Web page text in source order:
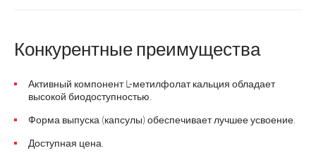
Конкурентные преимущества
Активный компонент L-метилфолат кальция обладает
высокой биодоступностью.
Форма выпуска (капсулы) обеспечивает лучшее усвоение.
Доступная цена.